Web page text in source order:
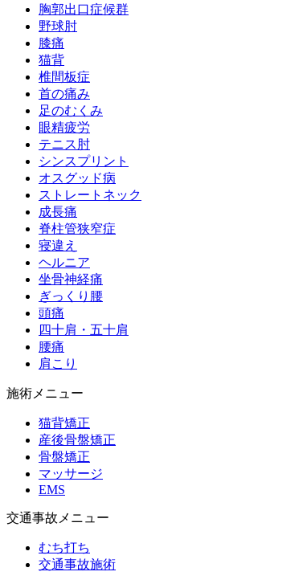
胸郭出口症候群
野球肘
膝痛
猫背
椎間板症
首の痛み
足のむくみ
眼精疲労
テニス肘
シンスプリント
オスグッド病
ストレートネック
成長痛
脊柱管狭窄症
寝違え
ヘルニア
坐骨神経痛
ぎっくり腰
頭痛
四十肩・五十肩
腰痛
肩こり
施術メニュー
猫背矯正
産後骨盤矯正
骨盤矯正
マッサージ
EMS
交通事故メニュー
むち打ち
交通事故施術